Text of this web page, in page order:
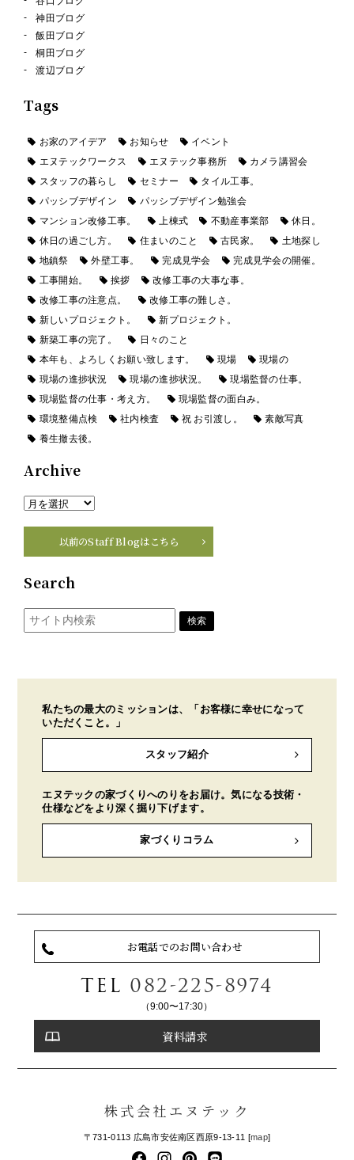
神田ブログ
飯田ブログ
桐田ブログ
渡辺ブログ
Tags
お家のアイデア お知らせ
イベント
エヌテックワークス
エヌテック事務所
カメラ講習会
スタッフの暮らし
セミナー
タイル工事。
パッシブデザイン
パッシブデザイン勉強会
マンション改修工事。
上棟式 不動産事業部
休日。
休日の過ごし方。
住まいのこと 古民家。
土地探し
地鎮祭
外壁工事。 完成見学会
完成見学会の開催。
工事開始。
挨拶
改修工事の大事な事。
改修工事の注意点。
改修工事の難しさ。
新しいプロジェクト。
新プロジェクト。
新築工事の完了。
日々のこと
本年も、よろしくお願い致します。
現場
現場の
現場の進捗状況
現場の進捗状況。
現場監督の仕事。
現場監督の仕事・考え方。
現場監督の面白み。
環境整備点検
社内検査 祝 お引渡し。
素敵写真
養生撤去後。
Archive
以前のStaff Blogはこちら
Search
私たちの最大のミッションは、「お客様に幸せになって
いただくこと。」
スタッフ紹介
エヌテックの家づくりへのりをお届け。気になる技術・
仕様などをより深く掘り下げます。
家づくりコラム
お電話でのお問い合わせ
TEL 082-225-8974
（9:00〜17:30）
資料請求
株式会社エヌテック
〒731-0113 広島市安佐南区西原9-13-11 [map]